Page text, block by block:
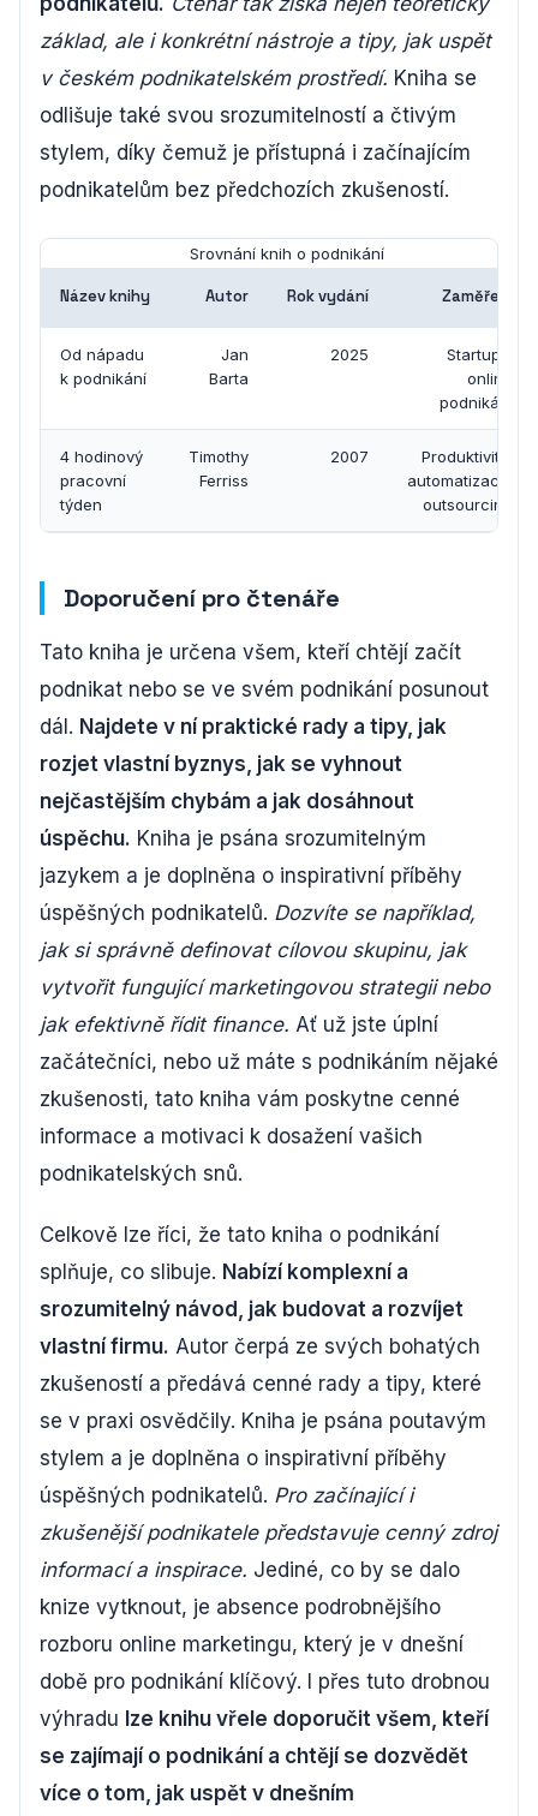
základ, ale i konkrétní nástroje a tipy, jak uspět
v českém podnikatelském prostředí. Kniha se
odlišuje také svou srozumitelností a čtivým
stylem, díky čemuž je přístupná i začínajícím
podnikatelům bez předchozích zkušeností.
Srovnání knih o podnikání
Název knihy Autor Rok vydání Zaměření
Od nápadu
k podnikání
Jan
Barta
2025
Startupy,
online
podnikání
4 hodinový
pracovní
týden
Timothy
Ferriss
2007
Produktivita,
automatizace,
outsourcing
Doporučení pro čtenáře
Tato kniha je určena všem, kteří chtějí začít
podnikat nebo se ve svém podnikání posunout
dál. Najdete v ní praktické rady a tipy, jak
rozjet vlastní byznys, jak se vyhnout
nejčastějším chybám a jak dosáhnout
úspěchu. Kniha je psána srozumitelným
jazykem a je doplněna o inspirativní příběhy
úspěšných podnikatelů. Dozvíte se například,
jak si správně definovat cílovou skupinu, jak
vytvořit fungující marketingovou strategii nebo
jak efektivně řídit finance. Ať už jste úplní
začátečníci, nebo už máte s podnikáním nějaké
zkušenosti, tato kniha vám poskytne cenné
informace a motivaci k dosažení vašich
podnikatelských snů.
Celkově lze říci, že tato kniha o podnikání
splňuje, co slibuje. Nabízí komplexní a
srozumitelný návod, jak budovat a rozvíjet
vlastní firmu. Autor čerpá ze svých bohatých
zkušeností a předává cenné rady a tipy, které
se v praxi osvědčily. Kniha je psána poutavým
stylem a je doplněna o inspirativní příběhy
úspěšných podnikatelů. Pro začínající i
zkušenější podnikatele představuje cenný zdroj
informací a inspirace. Jediné, co by se dalo
knize vytknout, je absence podrobnějšího
rozboru online marketingu, který je v dnešní
době pro podnikání klíčový. I přes tuto drobnou
výhradu lze knihu vřele doporučit všem, kteří
se zajímají o podnikání a chtějí se dozvědět
více o tom, jak uspět v dnešním